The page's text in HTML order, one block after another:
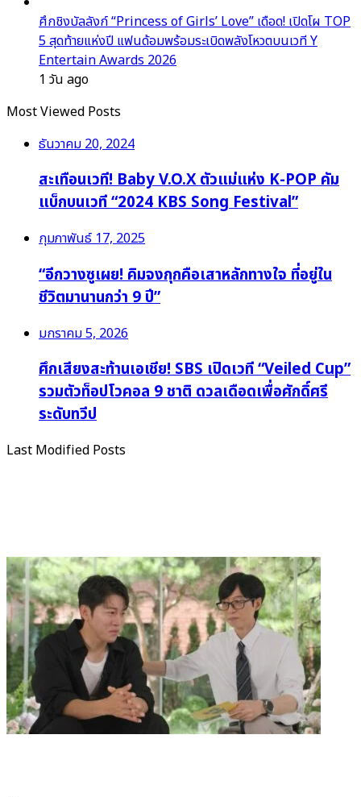
ศึกชิงบัลลังก์ “Princess of Girls’ Love” เดือด! เปิดโผ TOP
5 สุดท้ายแห่งปี แฟนด้อมพร้อมระเบิดพลังโหวตบนเวที Y
Entertain Awards 2026
1 วัน ago
Most Viewed Posts
ธันวาคม 20, 2024
สะเทือนเวที! Baby V.O.X ตัวแม่แห่ง K-POP คัม
แบ็กบนเวที “2024 KBS Song Festival”
กุมภาพันธ์ 17, 2025
“อีกวางซูเผย! คิมจงกุกคือเสาหลักทางใจ ที่อยู่ใน
ชีวิตมานานกว่า 9 ปี”
มกราคม 5, 2026
ศึกเสียงสะท้านเอเชีย! SBS เปิดเวที “Veiled Cup”
รวมตัวท็อปโวคอล 9 ชาติ ดวลเดือดเพื่อศักดิ์ศรี
ระดับทวีป
Last Modified Posts